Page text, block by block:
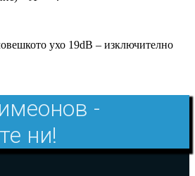
ухо 19dB – изключително
-
ни!